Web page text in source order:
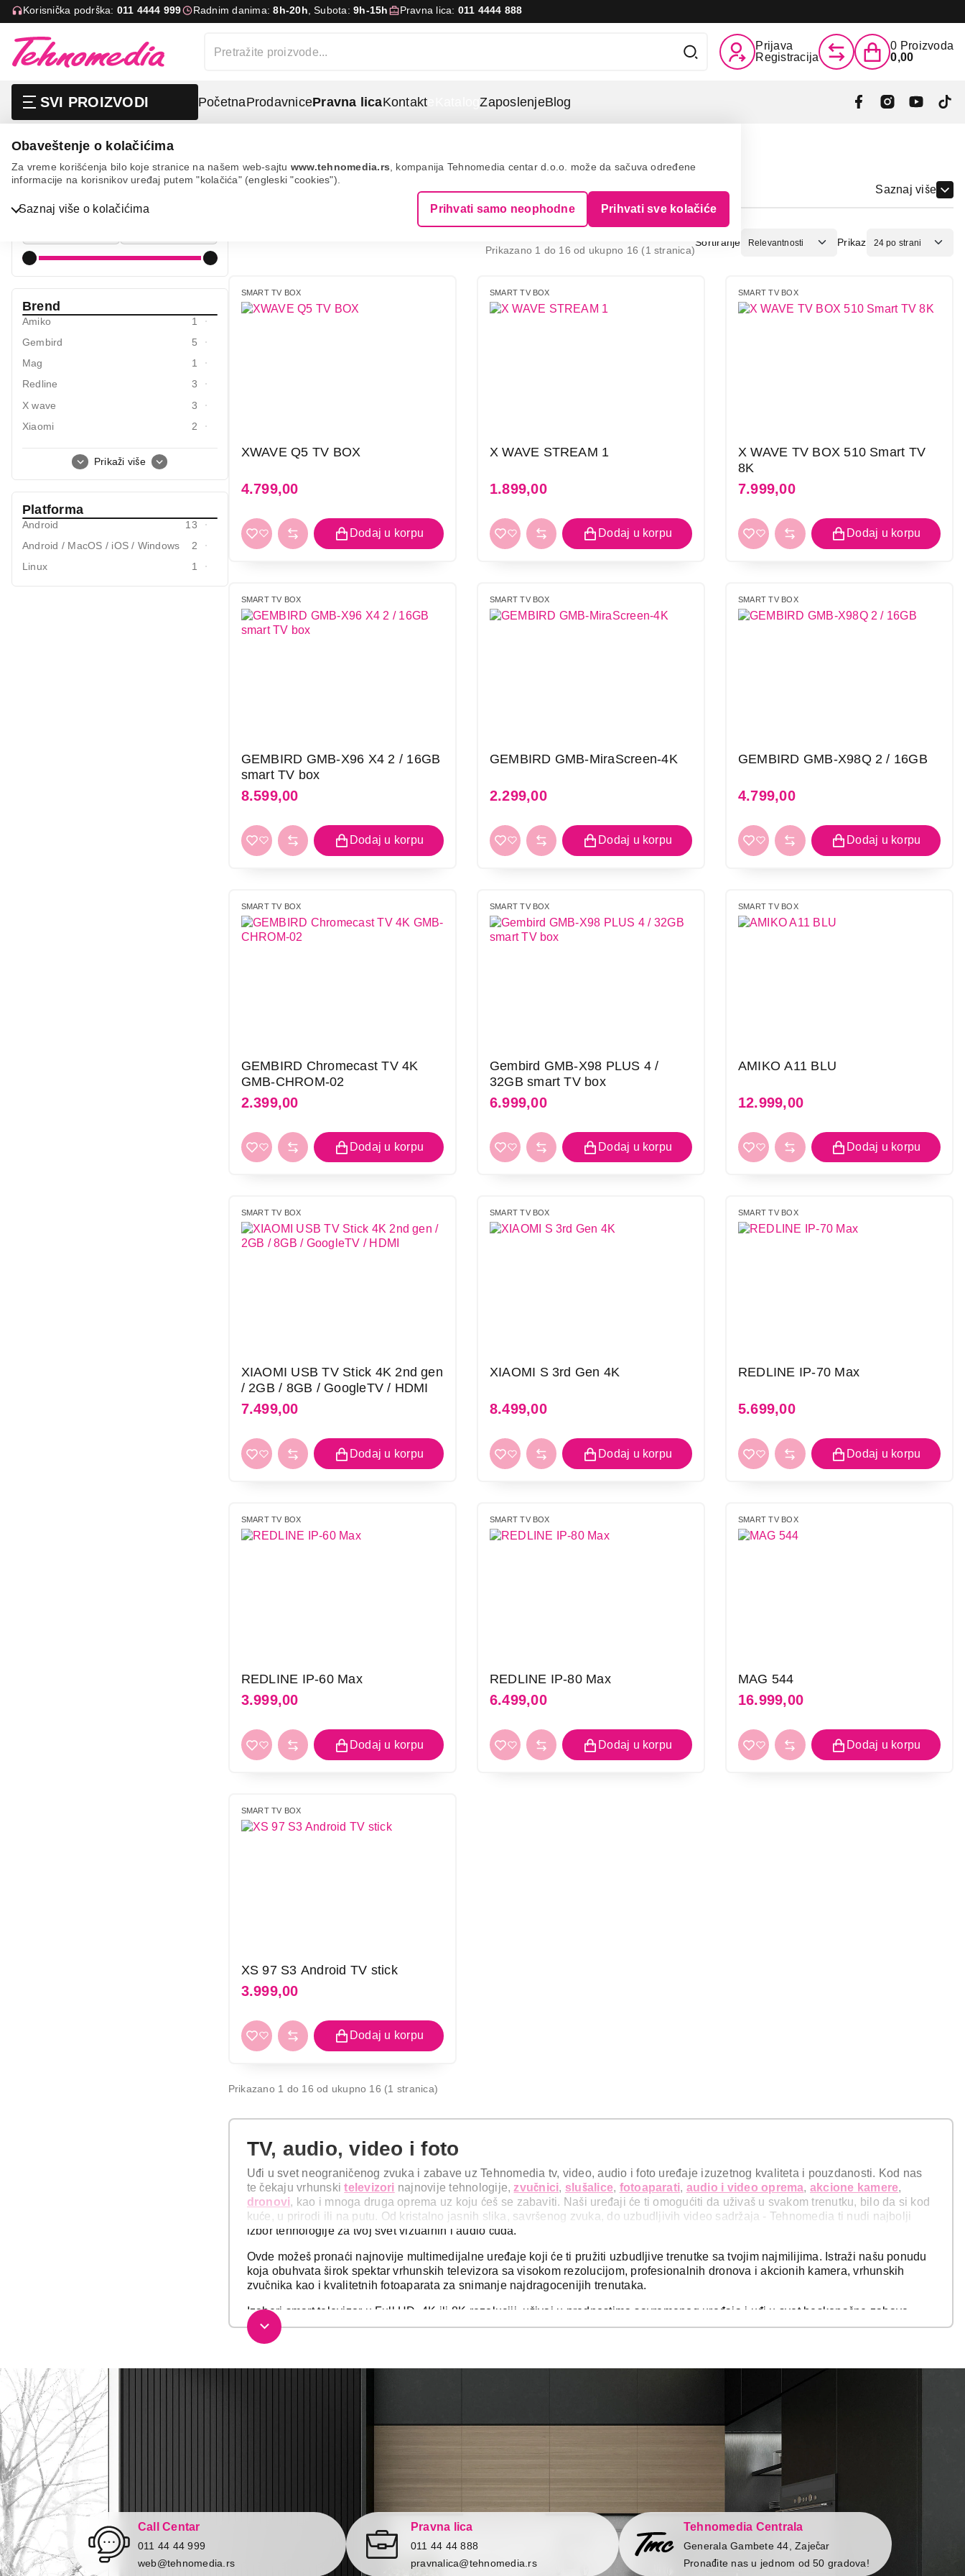
Obaveštenje o kolačićima
Za vreme korišćenja bilo koje stranice na našem web-sajtu www.tehnomedia.rs , kompanija Tehnomedia centar d.o.o. može da sačuva određene
informacije na korisnikov uređaj putem "kolačića" (engleski "cookies").
Saznaj više o kolačićima Prihvati samo neophodne Prihvati sve kolačiće
Korisnička podrška: 011 4444 999 Radnim danima:8h-20h , Subota:9h-15h Pravna lica: 011 4444 888
Prijava
Registracija
0 Proizvoda
0,00
SVI PROIZVODI PočetnaProdavnicePravna licaKontakt eKatalogZaposlenjeBlog
Bela tehnika
IT & Gaming
Mali kućni aparati
Mali kuhinjski aparati
Sport i putovanje
Sve za kuću i baštu
Vesa
Tv, audio, video i foto Dodatna oprema za televizore
Cena od Cena do
Brend
Prikaži više
Amiko
1
Gembird
5
Mag
1
Redline
3
X wave
3
Xiaomi
2
Xs
1
Platforma
Android
13
Android / MacOS / iOS / Windows
2
Linux
1
SMART TV BOX Saznaj više
Sortiranje Prikaz
Prikazano 1 do 16 od ukupno 16 (1 stranica)
SMART TV BOX
XWAVE Q5 TV BOX
4.799,00
SMART TV BOX
X WAVE STREAM 1
1.899,00
SMART TV BOX
X WAVE TV BOX 510 Smart TV
8K
7.999,00
SMART TV BOX
GEMBIRD GMB-X96 X4 2 / 16GB
smart TV box
8.599,00
SMART TV BOX
GEMBIRD GMB-MiraScreen-4K
2.299,00
SMART TV BOX
GEMBIRD GMB-X98Q 2 / 16GB
4.799,00
SMART TV BOX
GEMBIRD Chromecast TV 4K
GMB-CHROM-02
2.399,00
SMART TV BOX
Gembird GMB-X98 PLUS 4 /
32GB smart TV box
6.999,00
SMART TV BOX
AMIKO A11 BLU
12.999,00
SMART TV BOX
XIAOMI USB TV Stick 4K 2nd gen
/ 2GB / 8GB / GoogleTV / HDMI
7.499,00
SMART TV BOX
XIAOMI S 3rd Gen 4K
8.499,00
SMART TV BOX
REDLINE IP-70 Max
5.699,00
SMART TV BOX
REDLINE IP-60 Max
3.999,00
SMART TV BOX
REDLINE IP-80 Max
6.499,00
SMART TV BOX
MAG 544
16.999,00
SMART TV BOX
XS 97 S3 Android TV stick
3.999,00
Prikazano 1 do 16 od ukupno 16 (1 stranica)
TV, audio, video i foto
Uđi u svet neograničenog zvuka i zabave uz Tehnomedia tv, video, audio i foto uređaje izuzetnog kvaliteta i pouzdanosti. Kod nas
te čekaju vrhunskitelevizori najnovije tehnologije,zvučnici, slušalice, fotoaparati, audio i video oprema, akcione kamere,
dronovi, kao i mnoga druga oprema uz koju ćeš se zabaviti. Naši uređaji će ti omogućiti da uživaš u svakom trenutku, bilo da si kod
kuće, u prirodi ili na putu. Od kristalno jasnih slika, savršenog zvuka, do uzbudljivih video sadržaja - Tehnomedia ti nudi najbolji
izbor tehnologije za tvoj svet vizualnih i audio čuda.
Ovde možeš pronaći najnovije multimedijalne uređaje koji će ti pružiti uzbudljive trenutke sa tvojim najmilijima. Istraži našu ponudu
koja obuhvata širok spektar vrhunskih televizora sa visokom rezolucijom, profesionalnih dronova i akcionih kamera, vrhunskih
zvučnika kao i kvalitetnih fotoaparata za snimanje najdragocenijih trenutaka.
Izaberi smart televizor u Full HD, 4K ili 8K rezoluciji, uživaj u prednostima savremenog uređaja i uđi u svet beskonačne zabave.
Gledaj svoje omiljene filmove, serije i sportske događaje sa neverovatnim realizmom i osećajem da si deo svake scene.
trenutke našim kamerama sa kristalno jasnim detaljima i profesionalnim efektima.
Bez obzira da li želiš da poboljšaš svoj dom novim sistemom zvučnika, ili voliš da slušaš muziku u prirodi sa društvom, u
Tehnomedia ponudi ćeš pronaći sve o čemu si ikada maštao. Za sve one nezaboravne žurke, bluetooth zvučnici i sistemi su
neizostavan saveznik koji podižu zabavu na viši nivo. Uživaj u vrhunskom zvuku i zabavi gde god da se nalaziš.
Pored toga u našoj ponudi možeš pronaći svu dodatnu opremu audio kabloveivideo kablove
Istraži našu raznoliku ponudu i podigni svoje iskustvo na viši nivo. Poseti Tehnomedia web shop ili najbližu prodavnicu i izaberi
svoj savršen uređaj koji će te odvesti u svet čarolije i neprekinutih uspomena. Ne moraš da čekaš sniženja jer su kod nas uvek
akcijske cene i najpovoljniji uslovi kupovine, bez skrivenih troškova sa garancijom vrhunskog kvaliteta. Pored toga imaš opciju
izbora načina plaćanja koji ti najviše odgovara i do 24 rate bez kamate, kao i brzu i sigurnu dostavu do kućnog praga.
XWAVE Q5 TV BOX
Proizvod je dodat u korpu.
Call Centar
011 44 44 999
web@tehnomedia.rs
Pravna lica
011 44 44 888
pravnalica@tehnomedia.rs
Tehnomedia Centrala
Generala Gambete 44, Zaječar
Pronađite nas u jednom od 50 gradova!